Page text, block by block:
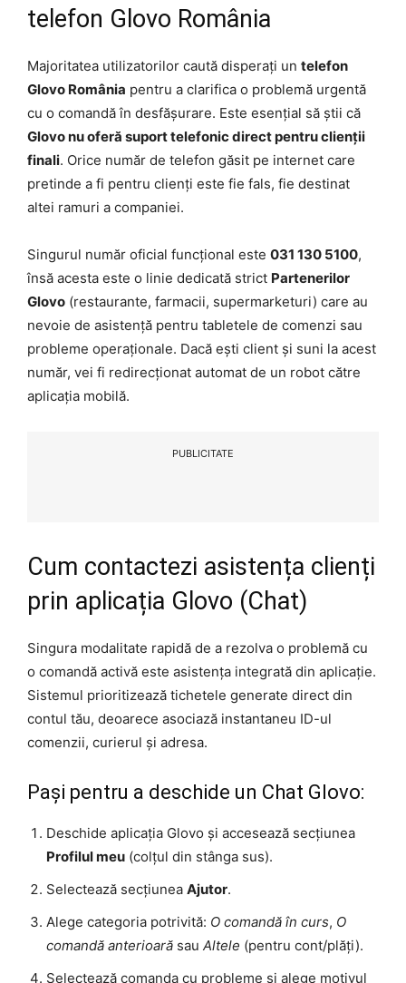
telefon Glovo România
Majoritatea utilizatorilor caută disperați un telefon
Glovo România pentru a clarifica o problemă urgentă
cu o comandă în desfășurare. Este esențial să știi că
Glovo nu oferă suport telefonic direct pentru clienții
finali. Orice număr de telefon găsit pe internet care
pretinde a fi pentru clienți este fie fals, fie destinat
altei ramuri a companiei.
Singurul număr oficial funcțional este 031 130 5100,
însă acesta este o linie dedicată strict Partenerilor
Glovo (restaurante, farmacii, supermarketuri) care au
nevoie de asistență pentru tabletele de comenzi sau
probleme operaționale. Dacă ești client și suni la acest
număr, vei fi redirecționat automat de un robot către
aplicația mobilă.
PUBLICITATE
Cum contactezi asistența clienți
prin aplicația Glovo (Chat)
Singura modalitate rapidă de a rezolva o problemă cu
o comandă activă este asistența integrată din aplicație.
Sistemul prioritizează tichetele generate direct din
contul tău, deoarece asociază instantaneu ID-ul
comenzii, curierul și adresa.
Pași pentru a deschide un Chat Glovo:
Deschide aplicația Glovo și accesează secțiunea
Profilul meu (colțul din stânga sus).
Selectează secțiunea Ajutor.
Alege categoria potrivită: O comandă în curs, O
comandă anterioară sau Altele (pentru cont/plăți).
Selectează comanda cu probleme și alege motivul